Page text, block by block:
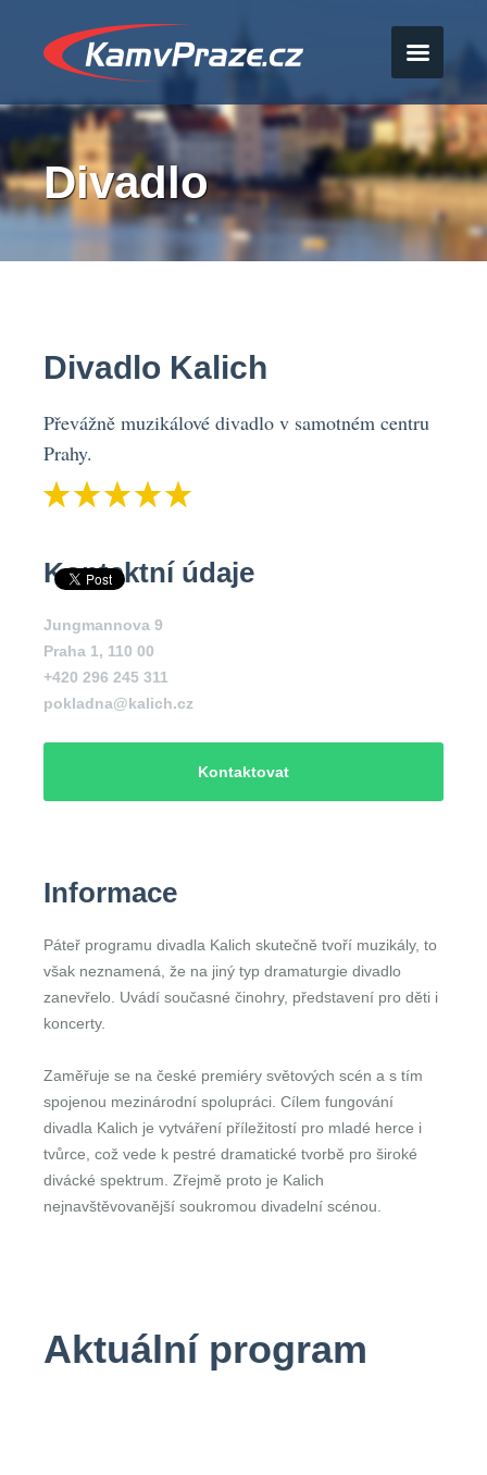
Divadlo
Divadlo Kalich
Převážně muzikálové divadlo v samotném centru
Prahy.
Kontaktní údaje
Jungmannova 9
Praha 1, 110 00
+420 296 245 311
pokladna@kalich.cz
Kontaktovat
Informace
Páteř programu divadla Kalich skutečně tvoří muzikály, to
však neznamená, že na jiný typ dramaturgie divadlo
zanevřelo. Uvádí současné činohry, představení pro děti i
koncerty.
Zaměřuje se na české premiéry světových scén a s tím
spojenou mezinárodní spolupráci. Cílem fungování
divadla Kalich je vytváření příležitostí pro mladé herce i
tvůrce, což vede k pestré dramatické tvorbě pro široké
divácké spektrum. Zřejmě proto je Kalich
nejnavštěvovanější soukromou divadelní scénou.
Aktuální program